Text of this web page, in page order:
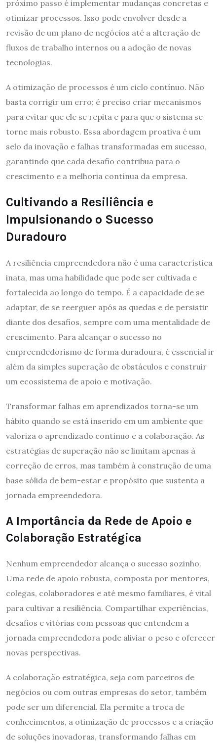
próximo passo é implementar mudanças concretas e
otimizar processos. Isso pode envolver desde a
revisão de um plano de negócios até a alteração de
fluxos de trabalho internos ou a adoção de novas
tecnologias.
A otimização de processos é um ciclo contínuo. Não
basta corrigir um erro; é preciso criar mecanismos
para evitar que ele se repita e para que o sistema se
torne mais robusto. Essa abordagem proativa é um
selo da inovação e falhas transformadas em sucesso,
garantindo que cada desafio contribua para o
crescimento e a melhoria contínua da empresa.
Cultivando a Resiliência e
Impulsionando o Sucesso
Duradouro
A resiliência empreendedora não é uma característica
inata, mas uma habilidade que pode ser cultivada e
fortalecida ao longo do tempo. É a capacidade de se
adaptar, de se reerguer após as quedas e de persistir
diante dos desafios, sempre com uma mentalidade de
crescimento. Para alcançar o sucesso no
empreendedorismo de forma duradoura, é essencial ir
além da simples superação de obstáculos e construir
um ecossistema de apoio e motivação.
Transformar falhas em aprendizados torna-se um
hábito quando se está inserido em um ambiente que
valoriza o aprendizado contínuo e a colaboração. As
estratégias de superação não se limitam apenas à
correção de erros, mas também à construção de uma
base sólida de bem-estar e propósito que sustenta a
jornada empreendedora.
A Importância da Rede de Apoio e
Colaboração Estratégica
Nenhum empreendedor alcança o sucesso sozinho.
Uma rede de apoio robusta, composta por mentores,
colegas, colaboradores e até mesmo familiares, é vital
para cultivar a resiliência. Compartilhar experiências,
desafios e vitórias com pessoas que entendem a
jornada empreendedora pode aliviar o peso e oferecer
novas perspectivas.
A colaboração estratégica, seja com parceiros de
negócios ou com outras empresas do setor, também
pode ser um diferencial. Ela permite a troca de
conhecimentos, a otimização de processos e a criação
de soluções inovadoras, transformando falhas em